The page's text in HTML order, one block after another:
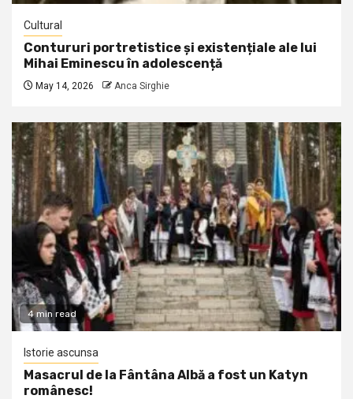
Cultural
Contururi portretistice și existențiale ale lui
Mihai Eminescu în adolescență
May 14, 2026 Anca Sirghie
4 min read
Istorie ascunsa
Masacrul de la Fântâna Albă a fost un Katyn
românesc!